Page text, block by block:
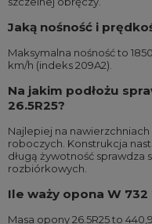
Jaką nośność i
Maksymalna nośność to
km/h (indeks 209A2).
Na jakim podłożu
26.5R25?
Najlepiej na
roboczych. Konstrukcja
długą żywotność sprawdza
rozbiórkowych.
Ile waży opona W 732
Masa opony 26.5R25 to